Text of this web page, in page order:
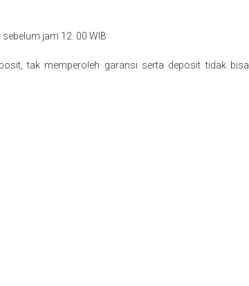
jam 12. 00 WIB
tak memperoleh garansi serta deposit tidak bisa